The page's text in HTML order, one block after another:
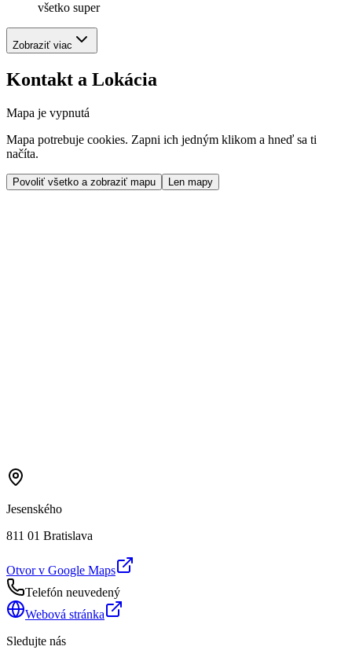
všetko super
Zobraziť viac
Kontakt a Lokácia
Mapa je vypnutá
Mapa potrebuje cookies. Zapni ich jedným klikom a hneď sa ti
načíta.
Povoliť všetko a zobraziť mapu Len mapy
Jesenského
811 01 Bratislava
Otvor v Google Maps
Telefón neuvedený
Webová stránka
Sledujte nás